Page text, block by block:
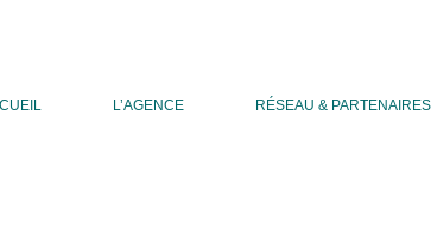
L’AGENCE RÉSEAU & PARTENAIRES